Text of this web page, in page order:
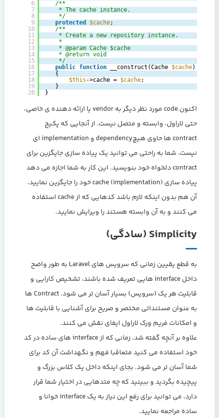
6
7
8
9
10
11
12
13
14
15
16
17
18
19
20
/**
* The cache instance.
*/
protected
$cache;
/**
* Create a new repository instance.
*
* @param Cache $cache
* @return void
*/
public function __construct(Cache $cache)
{
$this ->cache = $cache;
}
}
اکنون code مورد نظر دیگر به vendor یا ارائه دهنده ی خاصی،
حتی لاراول، وابسته و متصل نیست. از آنجایی که پکیج
contract ها حاوی هیچdependency و implementation ای
نیست، شما به راحتی می توانید یک پیاده سازی جایگزین برای
contract دلخواه خود بنویسید. این کار به شما اجازه می دهد
پیاده سازی (implementation) cache خود را جایگزین نمایید،
آن هم بدون اینکه لازم باشد کدهایی که از cache استفاده
می کنند و به آن وابسته هستند را ویرایش نمایید.
Simplicity (سادگی)
به قطع یقیین زمانی که سرویس های Laravel به طور واضح
داخل interface هایی تعریف شده باشند، تشخیص کارایی و
قابلیت هر یک (سرویس) بسیار آسان تر می شود. Contract ها
به عنوان مستنداتی مختصر و صریح برای آشنایی با قابلیت ها
و امکانات فریم ورک لاراول ایفای نقش می کنند.
علاوه بر آنچه گفته شد، زمانی که از interface های ساده در کد
خود استفاده می کنید متعاقبا فهم و نگهداشت آن کد برای
شما آسان تر می شود. بجای اینکه داخل یک کلاس بزرگ و
پیچیده بگردید و ببینید که چه متدهایی در اختیار شما قرار
دارد، می توانید برای رفع این نیاز به یک interface خوانا و
ساده مراجعه نمایید.